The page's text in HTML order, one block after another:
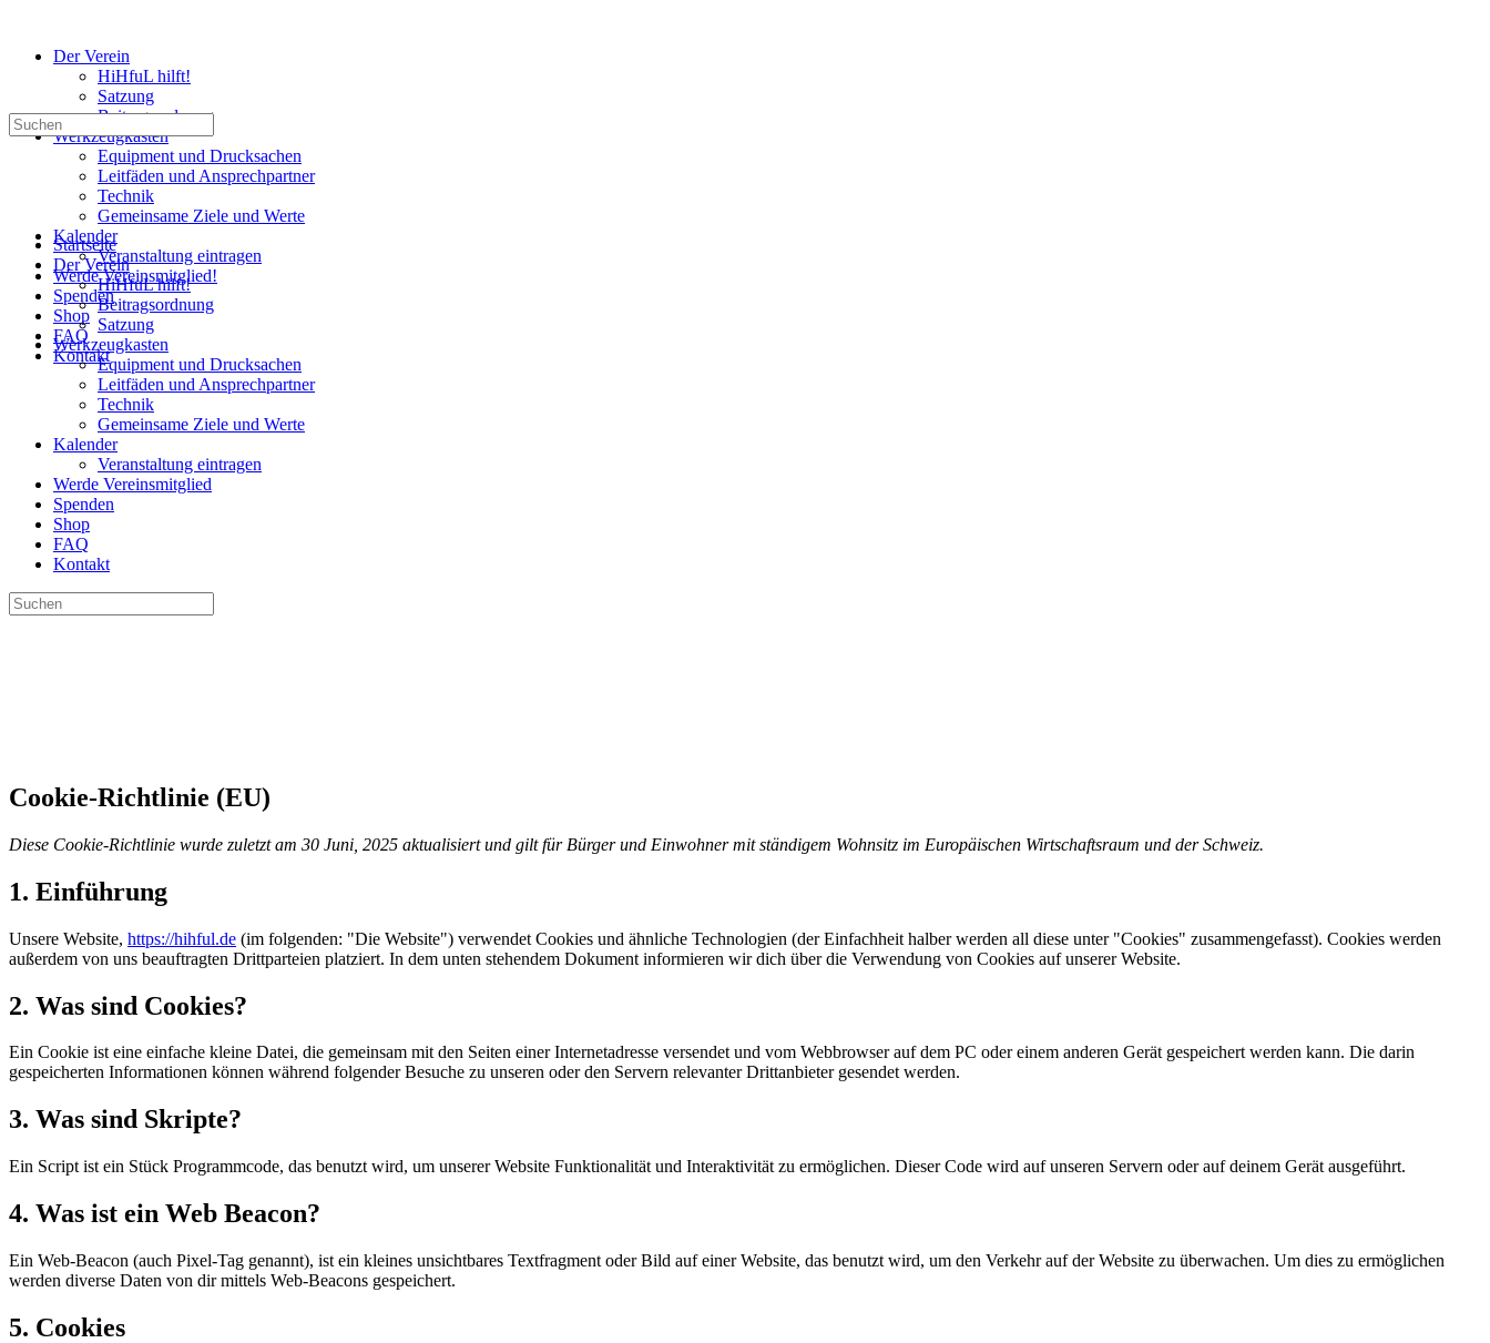
Der Verein
HiHfuL hilft!
Satzung
Beitragsordnung
Werkzeugkasten
Equipment und Drucksachen
Leitfäden und Ansprechpartner
Technik
Gemeinsame Ziele und Werte
Kalender
Veranstaltung eintragen
Werde Vereinsmitglied!
Spenden
Shop
FAQ
Kontakt
Suchen
nach:
Startseite
Der Verein
HiHfuL hilft!
Beitragsordnung
Satzung
Werkzeugkasten
Equipment und Drucksachen
Leitfäden und Ansprechpartner
Technik
Gemeinsame Ziele und Werte
Kalender
Veranstaltung eintragen
Werde Vereinsmitglied
Spenden
Shop
FAQ
Kontakt
Suchen
nach:
Cookie-Richtlinie (EU)
Diese Cookie-Richtlinie wurde zuletzt am 30 Juni, 2025 aktualisiert und gilt für Bürger und Einwohner mit ständigem Wohnsitz im Europäischen Wirtschaftsraum und der Schweiz.
1. Einführung
Unsere Website, https://hihful.de (im folgenden: "Die Website") verwendet Cookies und ähnliche Technologien (der Einfachheit halber werden all diese unter "Cookies" zusammengefasst). Cookies werden
außerdem von uns beauftragten Drittparteien platziert. In dem unten stehendem Dokument informieren wir dich über die Verwendung von Cookies auf unserer Website.
2. Was sind Cookies?
Ein Cookie ist eine einfache kleine Datei, die gemeinsam mit den Seiten einer Internetadresse versendet und vom Webbrowser auf dem PC oder einem anderen Gerät gespeichert werden kann. Die darin
gespeicherten Informationen können während folgender Besuche zu unseren oder den Servern relevanter Drittanbieter gesendet werden.
3. Was sind Skripte?
Ein Script ist ein Stück Programmcode, das benutzt wird, um unserer Website Funktionalität und Interaktivität zu ermöglichen. Dieser Code wird auf unseren Servern oder auf deinem Gerät ausgeführt.
4. Was ist ein Web Beacon?
Ein Web-Beacon (auch Pixel-Tag genannt), ist ein kleines unsichtbares Textfragment oder Bild auf einer Website, das benutzt wird, um den Verkehr auf der Website zu überwachen. Um dies zu ermöglichen
werden diverse Daten von dir mittels Web-Beacons gespeichert.
5. Cookies